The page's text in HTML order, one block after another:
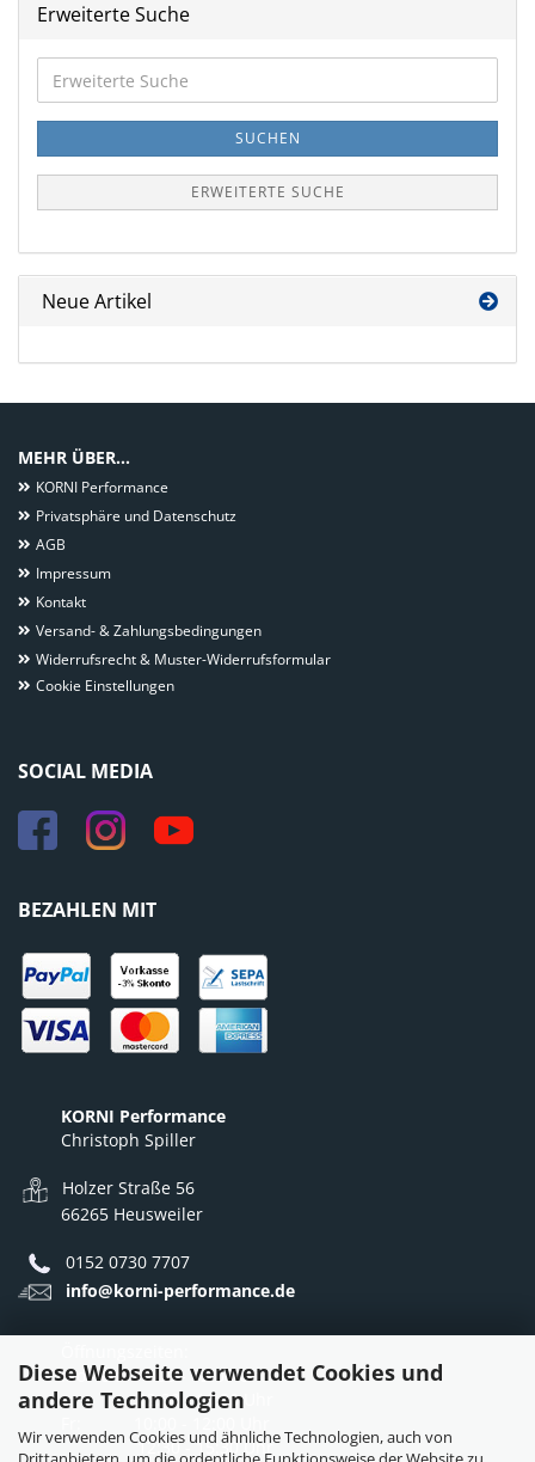
Diese Webseite verwendet Cookies und
andere Technologien
Wir verwenden Cookies und ähnliche Technologien, auch von
Erweiterte Suche
Suche
SUCHEN
ERWEITERTE SUCHE
Neue Artikel
MEHR ÜBER...
KORNI Performance
Privatsphäre und Datenschutz
AGB
Impressum
Kontakt
Versand- & Zahlungsbedingungen
Widerrufsrecht & Muster-Widerrufsformular
Cookie Einstellungen
SOCIAL MEDIA
BEZAHLEN MIT
KORNI Performance
Christoph Spiller
Holzer Straße 56
66265 Heusweiler
0152 0730 7707
info@korni-performance.de
Mo - Do: 10:00 - 12:00 Uhr
12:30 - 16:30 Uhr
12:30 - 15:30 Uhr